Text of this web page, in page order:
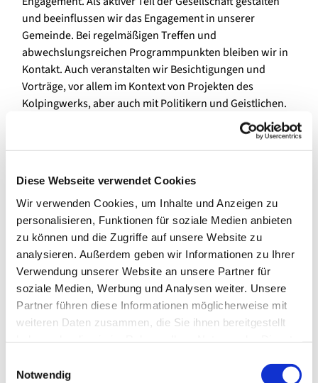
Diese Webseite verwendet Cookies
Wir verwenden Cookies, um Inhalte und Anzeigen zu
personalisieren, Funktionen für soziale Medien anbieten
zu können und die Zugriffe auf unsere Website zu
analysieren. Außerdem geben wir Informationen zu Ihrer
Verwendung unserer Website an unsere Partner für
soziale Medien, Werbung und Analysen weiter. Unsere
Partner führen diese Informationen möglicherweise mit
weiteren Daten zusammen, die Sie ihnen bereitgestellt
Notwendig
und beeinflussen wir das Engagement in unserer
Gemeinde. Bei regelmäßigen Treffen und
abwechslungsreichen Programmpunkten bleiben wir in
Kontakt. Auch veranstalten wir Besichtigungen und
Vorträge, vor allem im Kontext von Projekten des
Kolpingwerks, aber auch mit Politikern und Geistlichen.
Veranstaltungen in den Gemeinden.
In der Kolpingsfamilie Berlin-Siemensstadt sind wir 23
Mitglieder zwischen 3 und 96 Jahren und treffen uns 2x
im Monat im Pfarrzimmer von St. Joseph Siemensstadt.
Wir freuen uns sehr über Gäste, die zu Themenabenden,
Vorträgen, Gesprächsrunden, Ausflügen oder zum
"Kaffeenachmittag" u.v.m. kommen.
In der Kolpingsfamilie Berlin-Spandau sind wir über 80
Mitglieder in einer starken Familie. Von den Kolping Kids
über die Jugend bis hin zu unseren Senioren sind alle
dem Programm. Die Kolping Kids unternehmen